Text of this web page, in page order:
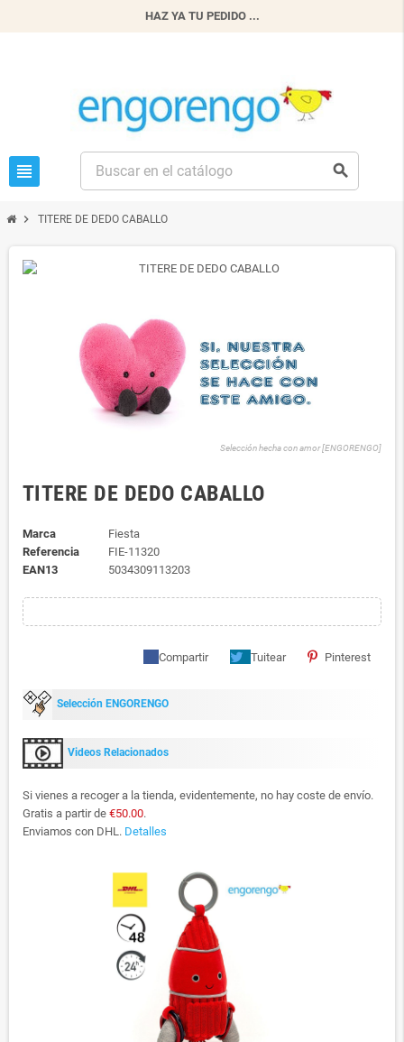
HAZ YA TU PEDIDO ...
view_headline search
chevron_right TITERE DE DEDO CABALLO
Selección hecha con amor [ENGORENGO]
TITERE DE DEDO CABALLO
Marca
Fiesta
Referencia
FIE-11320
EAN13
5034309113203
Compartir Tuitear Pinterest
Selección ENGORENGO
Videos Relacionados
Si vienes a recoger a la tienda, evidentemente, no hay coste de envío.
Gratis a partir de €50.00.
Enviamos con DHL. Detalles